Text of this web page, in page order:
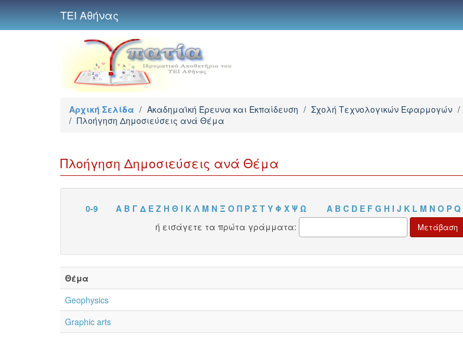
ΤΕΙ Αθήνας
Αρχική Σελίδα / Ακαδημαϊκή Έρευνα και Εκπαίδευση / Σχολή Τεχνολογικών Εφαρμογών /
/ Πλοήγηση Δημοσιεύσεις ανά Θέμα
Πλοήγηση Δημοσιεύσεις ανά Θέμα
0-9 Α Β Γ Δ Ε Ζ Η Θ Ι Κ Λ Μ Ν Ξ Ο Π Ρ Σ Τ Υ Φ Χ Ψ Ω A B C D E F G H I J K L M N O P Q
ή εισάγετε τα πρώτα γράμματα:
Θέμα
Geophysics
Graphic arts